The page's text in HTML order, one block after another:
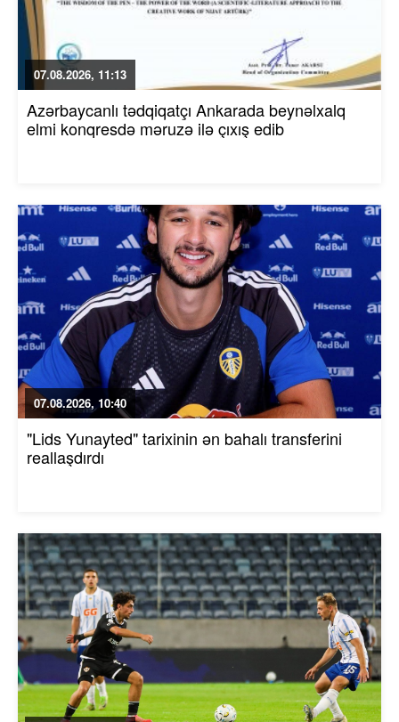
07.08.2026, 11:13
Azərbaycanlı tədqiqatçı Ankarada beynəlxalq
elmi konqresdə məruzə ilə çıxış edib
07.08.2026, 10:40
"Lids Yunayted" tarixinin ən bahalı transferini
reallaşdırdı